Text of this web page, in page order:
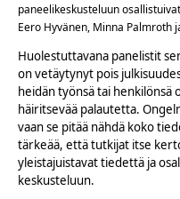
paneelikeskusteluun
Eero Hyvänen, Minna Palmroth
Huolestuttavana panelistit
on vetäytynyt pois
heidän työnsä tai
häiritsevää palautetta.
vaan se pitää nähdä koko
tärkeää, että tutkijat itse
yleistajuistavat tiedettä ja
keskusteluun.